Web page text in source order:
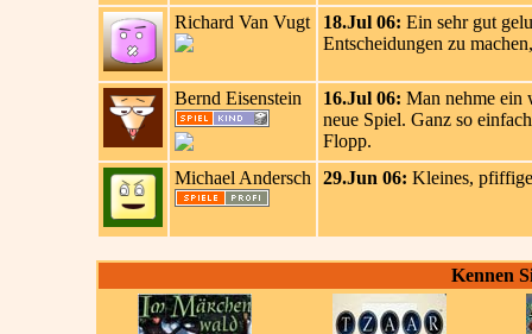
Richard Van Vugt
18.Jul 06: Ein sehr gut
Entscheidungen zu
Bernd Eisenstein 16.Jul 06: Man nehme ein
neue Spiel. Ganz so
Flopp.
Michael Andersch
29.Jun 06: Kleines,
Kennen